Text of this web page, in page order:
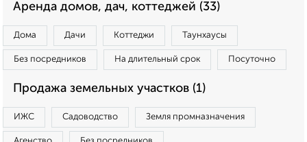
Аренда домов, дач, коттеджей (33)
Дома Дачи Коттеджи Таунхаусы
Без посредников На длительный срок Посуточно
Продажа земельных участков (1)
ИЖС Садоводство Земля промназначения